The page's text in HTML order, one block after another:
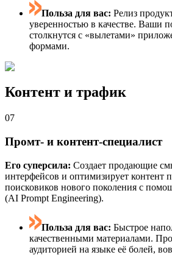
Польза для вас: Релиз
уверенностью в качестве. Ваши
столкнутся с «вылетами»
формами.
Контент и трафик
07
Промт- и контент-специалист
Его суперсила: Создает продающие
интерфейсов и оптимизирует контент
поисковиков нового поколения с
(AI Prompt Engineering).
Польза для вас: Быстрое
качественными материалами.
аудиторией на языке её болей,